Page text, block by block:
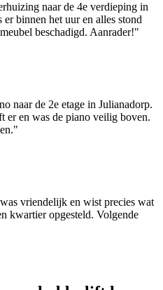
naar de 4e verdieping in
binnen het uur en alles stond
beschadigd. Aanrader!"
naar de 2e etage in Julianadorp.
er en was de piano veilig boven.
vriendelijk en wist precies wat
kwartier opgesteld. Volgende